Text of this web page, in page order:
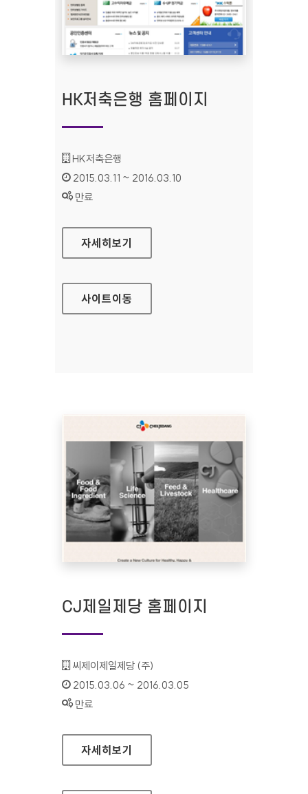
HK저축은행 홈페이지
기관명 :
HK저축은행
인증기간 :
2015.03.11 ~ 2016.03.10
상태 :
만료
HK저축은행 홈페이지
자세히보기
사이트이동
CJ제일제당 홈페이지
기관명 :
씨제이제일제당 (주)
인증기간 :
2015.03.06 ~ 2016.03.05
상태 :
만료
CJ제일제당 홈페이지
자세히보기